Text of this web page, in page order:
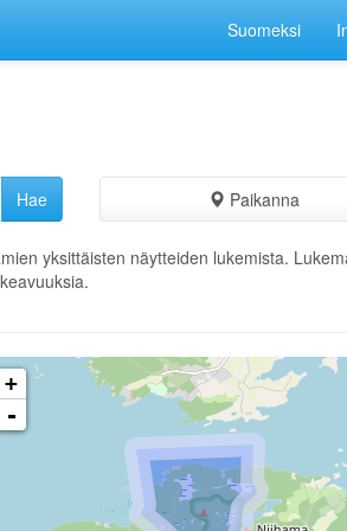
Suomeksi
Paikanna
yksittäisten näytteiden lukemista.
+
-